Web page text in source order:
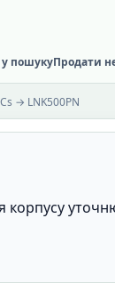
у пошукуПродати
→ LNK500PN
корпусу